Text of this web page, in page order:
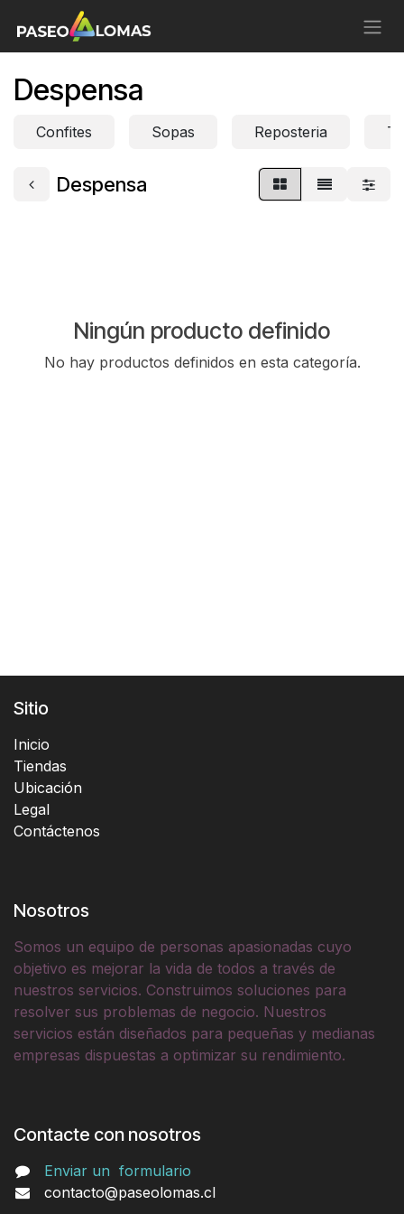
Ir al contenido
Despensa
Confites Sopas Reposteria
Despensa
Ningún producto definido
No hay productos definidos en esta categoría.
Sitio
Inicio
Tiendas
Ubicación
Legal
Contáctenos
Nosotros
Somos un equipo de personas apasionadas cuyo
objetivo es mejorar la vida de todos a través de
nuestros servicios. Construimos soluciones para
resolver sus problemas de negocio. Nuestros
servicios están diseñados para pequeñas y medianas
empresas dispuestas a optimizar su rendimiento.
Contacte con nosotros
Enviar un formulario
contacto@paseolomas.cl